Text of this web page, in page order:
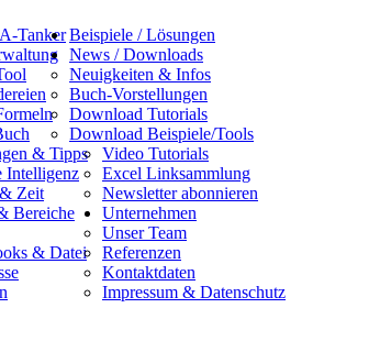
TankerBeispiele / Lösungen
& Tipps
Intelligenz
Zeit
Bereiche
& Datei
News / Downloads
Neuigkeiten & Infos
Buch-Vorstellungen
Download Tutorials
Download Beispiele/Tools
Video Tutorials
Excel Linksammlung
Newsletter abonnieren
Unternehmen
Unser Team
Referenzen
Kontaktdaten
Impressum & Datenschutz